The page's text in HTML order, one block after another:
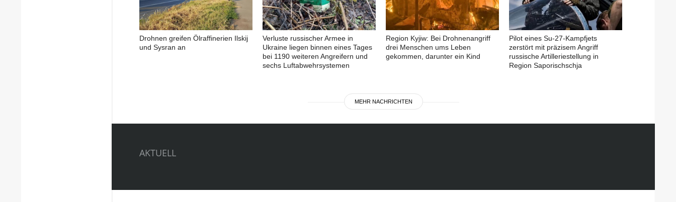
Drohnen greifen Ölraffinerien Ilskij
und Sysran an
Verluste russischer Armee in
Ukraine liegen binnen eines Tages
bei 1190 weiteren Angreifern und
sechs Luftabwehrsystemen
Region Kyjiw: Bei Drohnenangriff
drei Menschen ums Leben
gekommen, darunter ein Kind
Pilot eines Su-27-Kampfjets
zerstört mit präzisem Angriff
russische Artilleriestellung in
Region Saporischschja
MEHR NACHRICHTEN
AKTUELL